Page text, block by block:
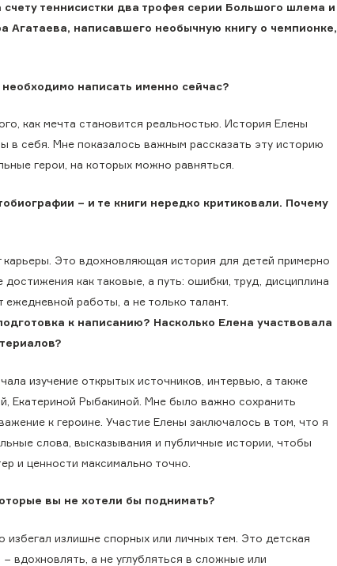
теннисистки два трофея серии Большого шлема и
Агатаева, написавшего необычную книгу о чемпионке,
написать именно сейчас?
как мечта становится реальностью. История Елены
в себя. Мне показалось важным рассказать эту историю
герои, на которых можно равняться.
− и те книги нередко критиковали. Почему
Это вдохновляющая история для детей примерно
как таковые, а путь: ошибки, труд, дисциплина
работы, а не только талант.
к написанию? Насколько Елена участвовала
изучение открытых источников, интервью, а также
Екатериной Рыбакиной. Мне было важно сохранить
к героине. Участие Елены заключалось в том, что я
слова, высказывания и публичные истории, чтобы
и ценности максимально точно.
вы не хотели бы поднимать?
избегал излишне спорных или личных тем. Это детская
− вдохновлять, а не углубляться в сложные или